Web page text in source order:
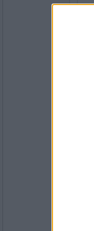
Antal